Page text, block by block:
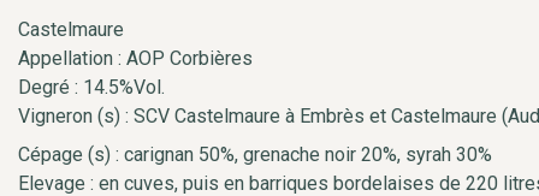
Castelmaure
Appellation : AOP Corbières
Degré : 14.5%Vol.
Vigneron (s) : SCV Castelmaure à Embrès et Castelmaure
Cépage (s) : carignan 50%, grenache noir 20%, syrah 30%
Elevage : en cuves, puis en barriques bordelaises de 220